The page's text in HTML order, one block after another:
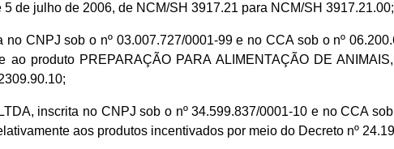
de julho de 2006, de NCM/SH 3917.21 para NCM/SH 3917.21.00;
CNPJ sob o nº 03.007.727/0001-99 e no CCA sob o nº
ao produto PREPARAÇÃO PARA ALIMENTAÇÃO DE
inscrita no CNPJ sob o nº 34.599.837/0001-10 e no CCA
aos produtos incentivados por meio do Decreto nº